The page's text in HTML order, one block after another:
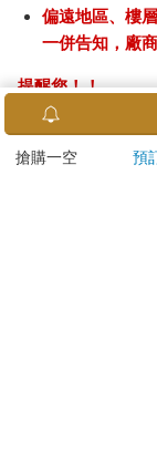
偏遠地區、樓
一併告知，廠
提醒您！！
金石堂及銀行均
ATM提款機，請
搶購一空 預